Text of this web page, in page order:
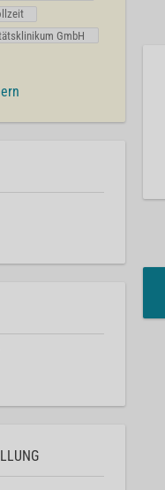
GmbH